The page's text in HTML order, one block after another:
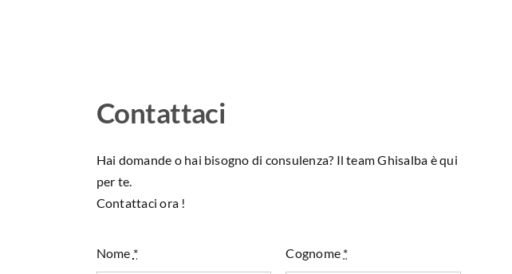
Contattaci
Hai domande o hai bisogno di consulenza? Il team Ghisalba è qui
per te.
Contattaci ora !
Nome * Cognome *